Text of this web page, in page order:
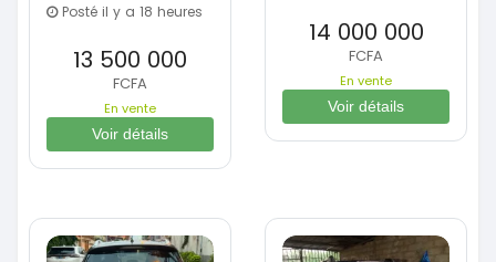
Posté il y a 18 heures
13 500 000
FCFA
En vente
Voir détails
14 000 000
FCFA
En vente
Voir détails